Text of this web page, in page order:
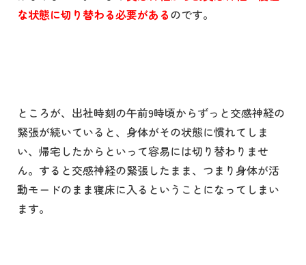
な状態に切り替わる必要があるのです。
ところが、出社時刻の午前9時頃からずっと交感神経の
緊張が続いていると、身体がその状態に慣れてしま
い、帰宅したからといって容易には切り替わりませ
ん。すると交感神経の緊張したまま、つまり身体が活
動モードのまま寝床に入るということになってしまい
ます。